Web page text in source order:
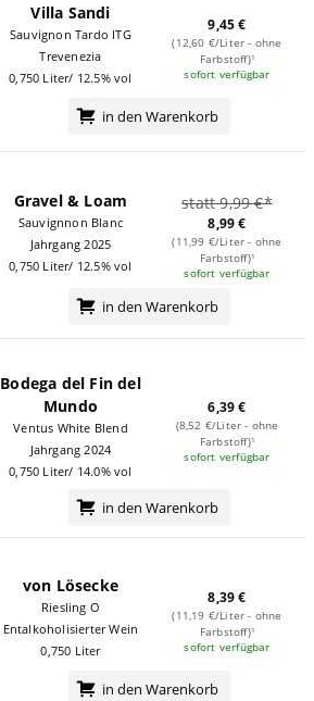
Villa Sandi
Sauvignon Tardo ITG
Trevenezia
0,750 Liter/ 12.5% vol
9,45 €
(12,60 €/Liter - ohne
Farbstoff)¹
sofort verfügbar
in den Warenkorb
Gravel & Loam
Sauvignnon Blanc
Jahrgang 2025
0,750 Liter/ 12.5% vol
statt 9,99 €*
8,99 €
(11,99 €/Liter - ohne
Farbstoff)¹
sofort verfügbar
in den Warenkorb
Bodega del Fin del
Mundo
Ventus White Blend
Jahrgang 2024
0,750 Liter/ 14.0% vol
6,39 €
(8,52 €/Liter - ohne
Farbstoff)¹
sofort verfügbar
in den Warenkorb
von Lösecke
Riesling O
Entalkoholisierter Wein
0,750 Liter
8,39 €
(11,19 €/Liter - ohne
Farbstoff)¹
sofort verfügbar
in den Warenkorb